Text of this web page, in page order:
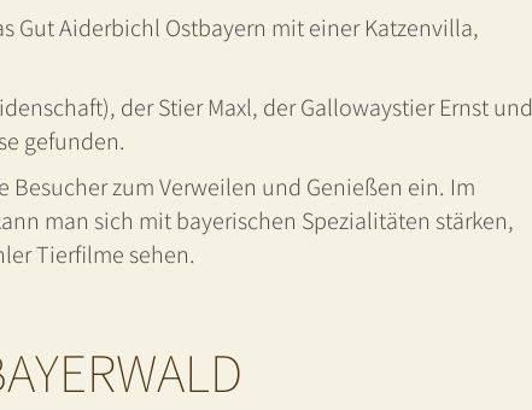
Gut Aiderbichl Ostbayern mit einer Katzenvilla,
der Stier Maxl, der Gallowaystier Ernst und
gefunden.
zum Verweilen und Genießen ein. Im
man sich mit bayerischen Spezialitäten stärken,
Tierfilme sehen.